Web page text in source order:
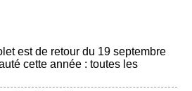
est de retour du 19 septembre
cette année : toutes les